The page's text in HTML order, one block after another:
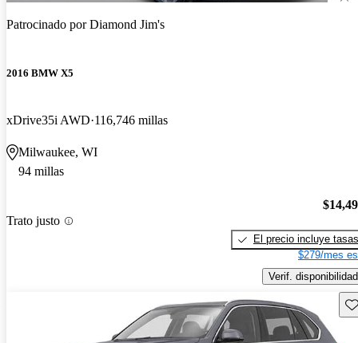
Patrocinado porDiamond Jim's
2016 BMW X5
xDrive35i AWD 116,746 millas
Milwaukee, WI
94 millas
Trato justo
El precio incluye tasas
$279/mes
Verif. disponibilidad